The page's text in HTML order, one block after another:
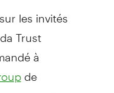
les invités
Trust
à
de